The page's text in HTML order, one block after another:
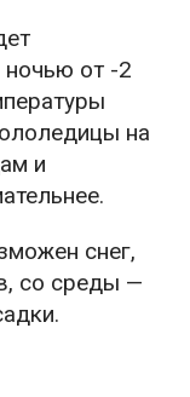
ночью от -2
на
и
снег,
со среды —